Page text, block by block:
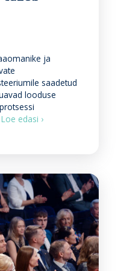
k
h
i
n
d
a
s
e
l
g
u
b
ja
saadetud
looduse
Loe edasi ›Ü
ö
r
d
u
m
i
n